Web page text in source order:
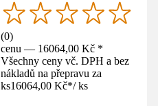
(0)
cenu — 16064,00 Kč *
Všechny ceny vč. DPH a bez
nákladů na přepravu za
ks16064,00 Kč*/ ks